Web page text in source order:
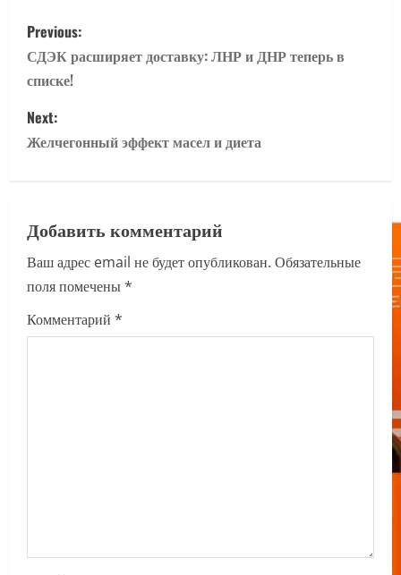
P
o
s
t
v
i
g
Previous:
СДЭК расширяет доставку: ЛНР и ДНР теперь в
списке!
Next:
Желчегонный эффект масел и диета
Добавить комментарий
Ваш адрес email не будет опубликован. Обязательные
поля помечены*
Комментарий *